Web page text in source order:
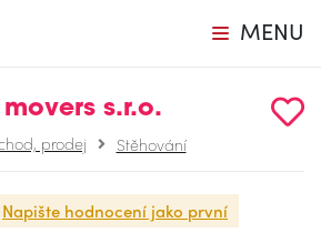
MENU
movers s.r.o.
prodej Stěhování
Napište hodnocení jako první